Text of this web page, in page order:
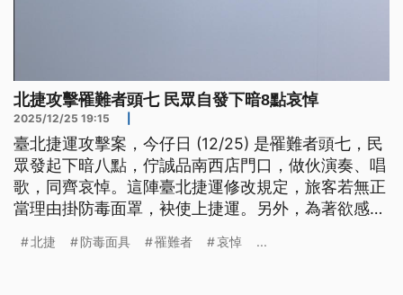
北捷攻擊罹難者頭七 民眾自發下暗8點哀悼
2025/12/25 19:15
臺北捷運攻擊案，今仔日 (12/25) 是罹難者頭七，民
眾發起下暗八點，佇誠品南西店門口，做伙演奏、唱
歌，同齊哀悼。這陣臺北捷運修改規定，旅客若無正
當理由掛防毒面罩，袂使上捷運。另外，為著欲感念
悼壁」，予民眾說感謝。（新聞標題、導言為台語
北捷 防毒面具 罹難者 哀悼 ...